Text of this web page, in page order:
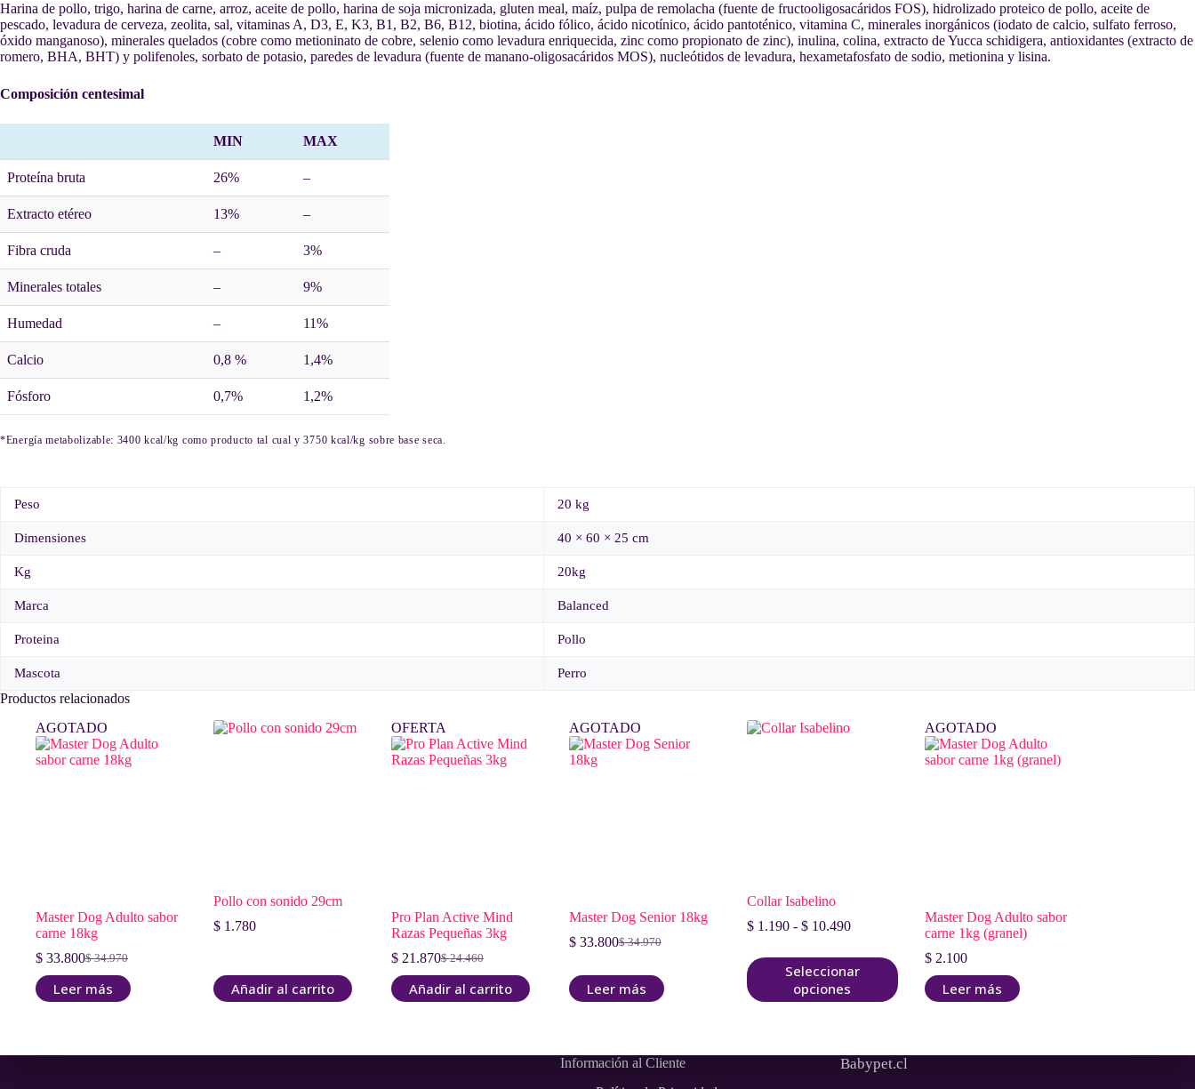
Harina de pollo, trigo, harina de carne, arroz, aceite de pollo, harina de soja micronizada, gluten meal, maíz, pulpa de remolacha (fuente de fructooligosacáridos FOS), hidrolizado proteico de pollo, aceite de
pescado, levadura de cerveza, zeolita, sal, vitaminas A, D3, E, K3, B1, B2, B6, B12, biotina, ácido fólico, ácido nicotínico, ácido pantoténico, vitamina C, minerales inorgánicos (iodato de calcio, sulfato ferroso,
óxido manganoso), minerales quelados (cobre como metioninato de cobre, selenio como levadura enriquecida, zinc como propionato de zinc), inulina, colina, extracto de Yucca schidigera, antioxidantes (extracto de
romero, BHA, BHT) y polifenoles, sorbato de potasio, paredes de levadura (fuente de manano-oligosacáridos MOS), nucleótidos de levadura, hexametafosfato de sodio, metionina y lisina.
Composición centesimal
MIN MAX
Proteína bruta 26% –
Extracto etéreo 13% –
Fibra cruda – 3%
Minerales totales – 9%
Humedad – 11%
Calcio 0,8 % 1,4%
Fósforo 0,7% 1,2%
*Energía metabolizable: 3400 kcal/kg como producto tal cual y 3750 kcal/kg sobre base seca.
Peso 20 kg
Dimensiones 40 × 60 × 25 cm
Kg 20kg
Marca Balanced
Proteina Pollo
Mascota Perro
Productos relacionados
AGOTADO
Master Dog Adulto sabor
carne 18kg
$34.970
El
precio
original
$ 33.800El
precio
actual
Leer más
Pollo con sonido 29cm
$1.780
Añadir al carrito
OFERTA
Pro Plan Active Mind
Razas Pequeñas 3kg
$24.460
El
precio
original
$21.870El
precio
actual
Añadir al carrito
AGOTADO
Master Dog Senior 18kg
$34.970
El
original
era:
$33.800El
actual
es:
Leer más
Collar Isabelino
$1.190 - $10.490Rango
precios:
desde
$ 1.190
hasta
Seleccionar
opciones
Este
producto
tiene
opciones
AGOTADO
Master Dog Adulto sabor
carne 1kg (granel)
$2.100
Leer más
Información al Cliente
Babypet.cl